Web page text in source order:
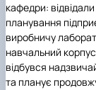
кафедри:
планування
виробничу
навчальний
відбувся
та планує